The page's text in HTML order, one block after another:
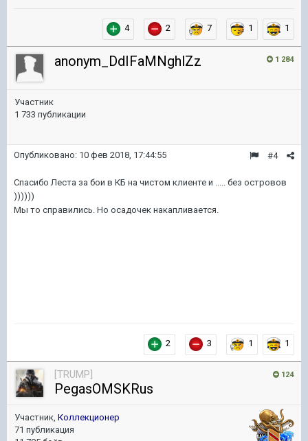
4 2 7 1 1
1 284
anonym_DdIFaMNghlZz
Участник
1 733 публикации
#4
Опубликовано: 10 фев 2018, 17:44:55
Спасибо Леста за бои в КБ на чистом клиенте и ..... без островов
))))))
Мы то справились. Но осадочек накапливается.
2 3 1 1
124
[TRUMP]
PegasOMSKRus
Участник, Коллекционер
71 публикация